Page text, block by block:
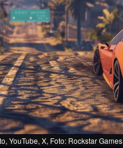
YouTube, X, Foto: Rockstar Games